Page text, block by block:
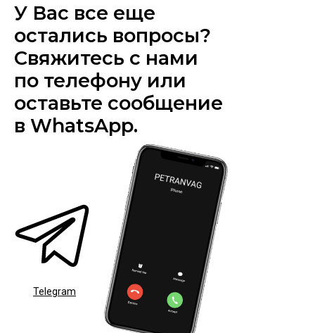
У Вас все еще
остались вопросы?
Свяжитесь с нами
по телефону или
оставьте сообщение
в WhatsApp.
Telegram